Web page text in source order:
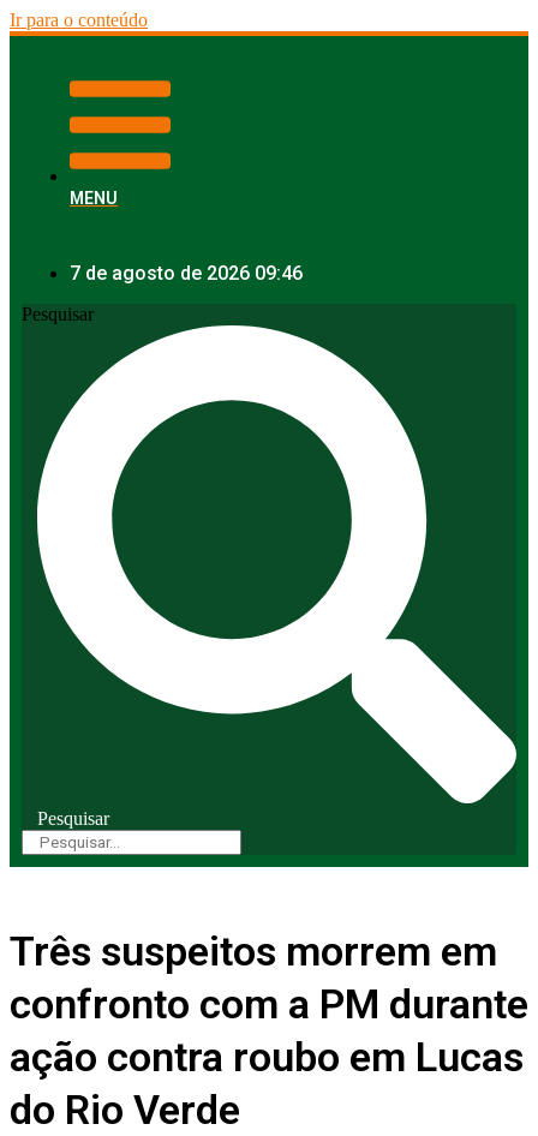
Ir para o conteúdo
MENU
7 de agosto de 2026 09:46
Pesquisar
Pesquisar
Três suspeitos morrem em
confronto com a PM durante
ação contra roubo em Lucas
do Rio Verde